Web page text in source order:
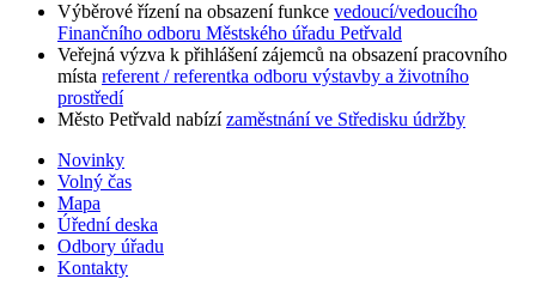
Výběrové řízení na obsazení funkce vedoucí/vedoucího
Finančního odboru Městského úřadu Petřvald
Veřejná výzva k přihlášení zájemců na obsazení pracovního
místa referent / referentka odboru výstavby a životního
prostředí
Město Petřvald nabízízaměstnání ve Středisku údržby
Novinky
Volný čas
Mapa
Úřední deska
Odbory úřadu
Kontakty